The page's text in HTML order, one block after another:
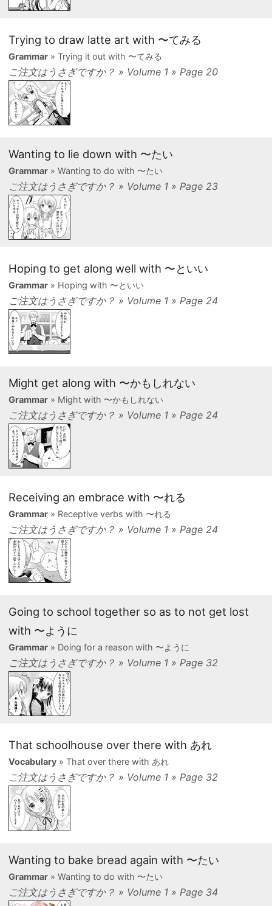
Trying to draw latte art with 〜てみる
Grammar» Trying it out with 〜てみる
ご注文はうさぎですか？ » Volume 1 » Page 20
Wanting to lie down with 〜たい
Grammar» Wanting to do with 〜たい
ご注文はうさぎですか？ » Volume 1 » Page 23
Hoping to get along well with 〜といい
Grammar» Hoping with 〜といい
ご注文はうさぎですか？ » Volume 1 » Page 24
Might get along with 〜かもしれない
Grammar» Might with 〜かもしれない
ご注文はうさぎですか？ » Volume 1 » Page 24
Receiving an embrace with 〜れる
Grammar» Receptive verbs with 〜れる
ご注文はうさぎですか？ » Volume 1 » Page 24
Going to school together so as to not get lost
with 〜ように
Grammar» Doing for a reason with 〜ように
ご注文はうさぎですか？ » Volume 1 » Page 32
That schoolhouse over there with あれ
Vocabulary» That over there with あれ
ご注文はうさぎですか？ » Volume 1 » Page 32
Wanting to bake bread again with 〜たい
Grammar» Wanting to do with 〜たい
ご注文はうさぎですか？ » Volume 1 » Page 34